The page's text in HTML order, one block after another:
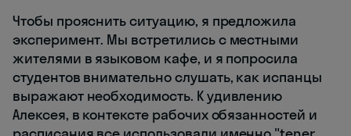
Чтобы прояснить ситуацию, я предложила
эксперимент. Мы встретились с местными
жителями в языковом кафе, и я попросила
студентов внимательно слушать, как испанцы
выражают необходимость. К удивлению
Алексея, в контексте рабочих обязанностей и